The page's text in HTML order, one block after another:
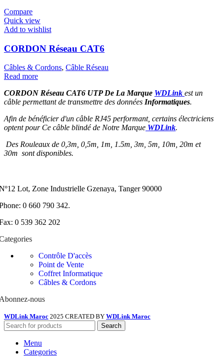
Compare
Quick view
Add to wishlist
CORDON Réseau CAT6
Câbles & Cordons, Câble Réseau
Read more
CORDON Réseau CAT6 UTP De La Marque WDLink est un
câble permettant de transmettre des données Informatiques.
Afin de bénéficier d'un câble RJ45 performant, certains électriciens
optent pour Ce câble blindé de Notre Marque WDLink.
Des Rouleaux de 0,3m, 0,5m, 1m, 1.5m, 3m, 5m, 10m, 20m et
30m sont disponibles.
Lot, Zone Industrielle Gzenaya, Tanger 90000
0 660 790 342.
0 539 362 202
Contrôle D'accès
Point de Vente
Coffret Informatique
Câbles & Cordons
nous
WDLink Maroc 2025 CREATED BY WDLink Maroc
Search
Menu
Categories